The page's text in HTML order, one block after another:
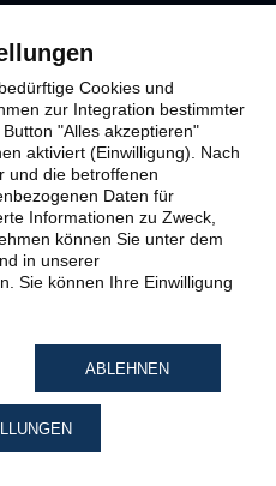
Cookies und
zur Integration bestimmter
"Alles akzeptieren"
aktiviert (Einwilligung). Nach
und die betroffenen
Daten für
Informationen zu Zweck,
können Sie unter dem
in unserer
Sie können Ihre Einwilligung
ABLEHNEN